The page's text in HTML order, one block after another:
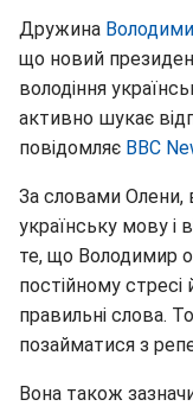
Дружина
що новий
володіння
активно шукає
повідомляє ВВС
За словами Олени,
українську мову і
те, що Володимир
постійному
правильні слова.
позайматися з
Вона також